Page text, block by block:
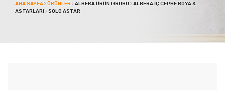
ANA SAYFA ÜRÜNLER ALBERA ÜRÜN GRUBU
ALBERA İÇ CEPHE BOYA &
ASTARLARI
SOLO ASTAR